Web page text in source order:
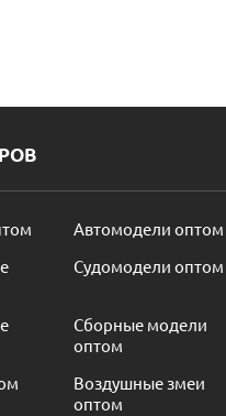
Автомодели оптом
Судомодели оптом
Сборные модели
оптом
Воздушные змеи
оптом